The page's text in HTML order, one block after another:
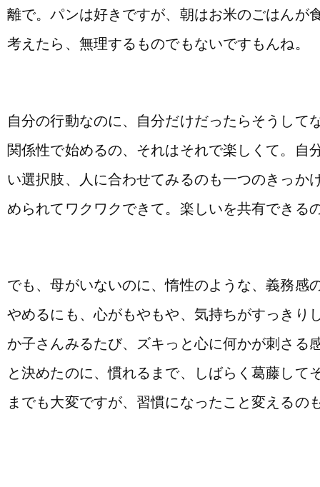
離で。パンは好きですが、朝はお米のごはんが
考えたら、無理するものでもないですもんね。
自分の行動なのに、自分だけだったらそうして
関係性で始めるの、それはそれで楽しくて。自
い選択肢、人に合わせてみるのも一つのきっか
められてワクワクできて。楽しいを共有できる
でも、母がいないのに、惰性のような、義務感
やめるにも、心がもやもや、気持ちがすっきり
か子さんみるたび、ズキっと心に何かが刺さる
と決めたのに、慣れるまで、しばらく葛藤して
までも大変ですが、習慣になったこと変えるの